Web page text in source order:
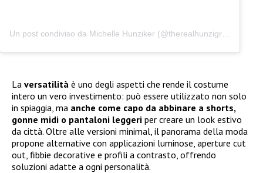
La versatilità è uno degli aspetti che rende il costume
intero un vero investimento: può essere utilizzato non solo
in spiaggia, ma anche come capo da abbinare a shorts,
gonne midi o pantaloni leggeri per creare un look estivo
da città. Oltre alle versioni minimal, il panorama della moda
propone alternative con applicazioni luminose, aperture cut
out, fibbie decorative e profili a contrasto, offrendo
soluzioni adatte a ogni personalità.